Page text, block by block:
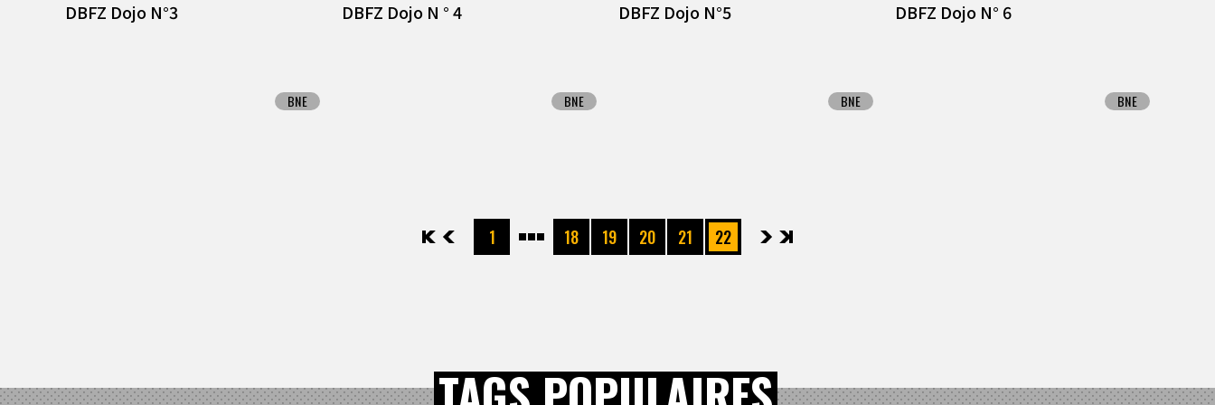
DBFZ Dojo N°3
BNE
DBFZ Dojo N ° 4
BNE
DBFZ Dojo N°5
BNE
DBFZ Dojo N° 6
BNE
先頭 1 18 19 20 21 22次へ 最後